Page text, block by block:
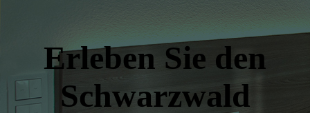
Erleben Sie den
Schwarzwald